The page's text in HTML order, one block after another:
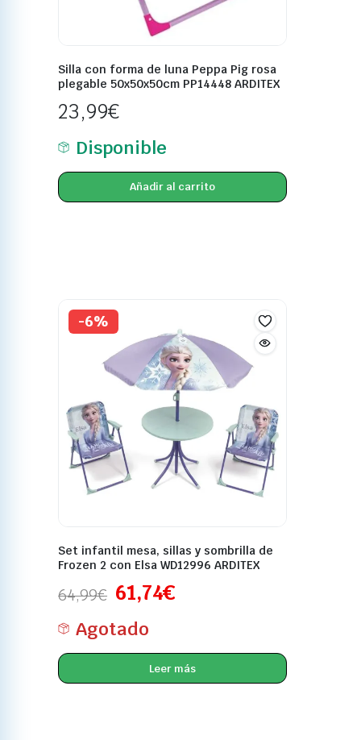
Silla con forma de luna Peppa Pig rosa
plegable 50x50x50cm PP14448 ARDITEX
23,99€
Disponible
Añadir al carrito
-6%
Set infantil mesa, sillas y sombrilla de
Frozen 2 con Elsa WD12996 ARDITEX
64,99€ 61,74€
Agotado
Leer más